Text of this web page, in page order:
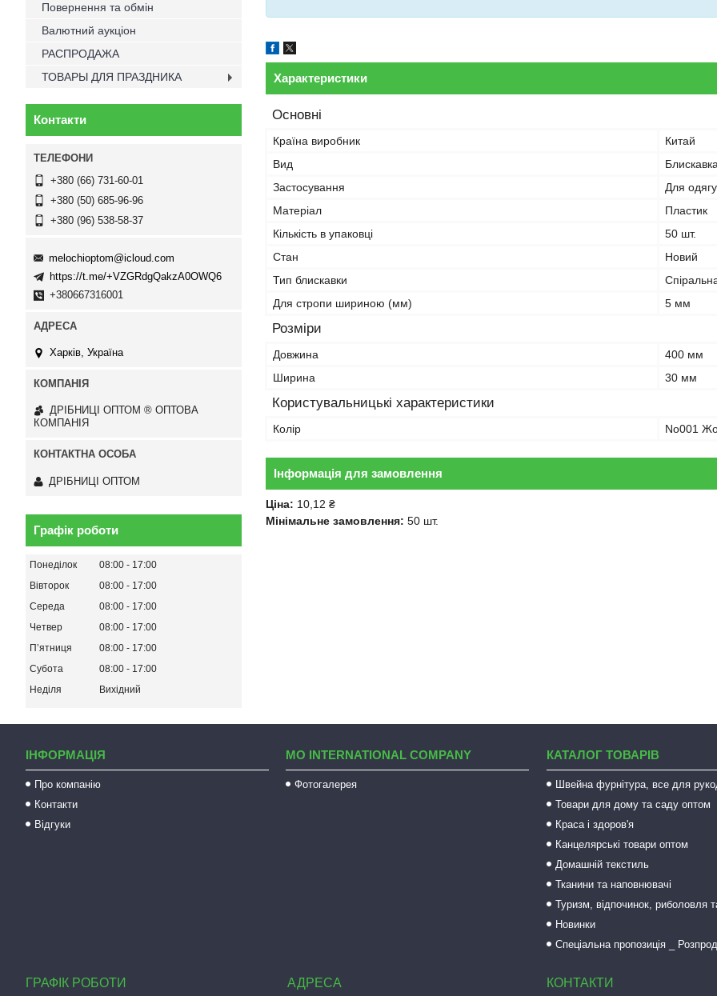
Характеристики
Основні
Країна виробник
Китай
Вид
Блискавка
Застосування
Для одягу
Матеріал
Пластик
Кількість в упаковці
50 шт.
Стан
Новий
Тип блискавки
Для стропи шириною (мм)
5 мм
Розміри
Довжина
400 мм
Ширина
30 мм
Користувальницькі характеристики
Колір No001
Інформація для замовлення
Ціна: 10,12 ₴
Мінімальне замовлення: 50 шт.
Повернення та обмін
Валютний аукціон
РАСПРОДАЖА
ТОВАРЫ ДЛЯ ПРАЗДНИКА
Контакти
+380 (66) 731-60-01
+380 (50) 685-96-96
+380 (96) 538-58-37
melochioptom@icloud.com
https://t.me/+VZGRdgQakzA0OWQ6
+380667316001
Харків, Україна
ДРІБНИЦІ ОПТОМ ® ОПТОВА
КОМПАНІЯ
ДРІБНИЦІ ОПТОМ
Графік роботи
Понеділок 08:00
17:00
Вівторок
08:00
17:00
Середа
08:00
17:00
Четвер
08:00
17:00
Пʼятниця
08:00
17:00
Субота
08:00
17:00
Неділя
Вихідний
ІНФОРМАЦІЯ
Про компанію
Контакти
Відгуки
MO INTERNATIONAL COMPANY
Фотогалерея
КАТАЛОГ ТОВАРІВ
Швейна фурнітура, все для
Товари для дому та саду оптом
Краса і здоров'я
Канцелярські товари оптом
Домашній текстиль
Тканини та наповнювачі
Туризм, відпочинок, риболовля
Новинки
Спеціальна пропозиція _
ГРАФІК РОБОТИ